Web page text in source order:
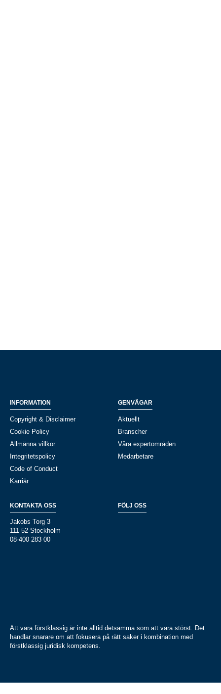
INFORMATION
Copyright & Disclaimer
Cookie Policy
Allmänna villkor
Integritetspolicy
Code of Conduct
Karriär
GENVÄGAR
Aktuellt
Branscher
Våra expertområden
Medarbetare
KONTAKTA OSS
Jakobs Torg 3
111 52 Stockholm
08-400 283 00
FÖLJ OSS
Att vara förstklassig är inte alltid detsamma som att vara störst. Det
handlar snarare om att fokusera på rätt saker i kombination med
förstklassig juridisk kompetens.